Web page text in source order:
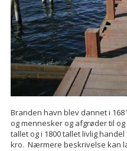
Branden havn blev dannet i
og mennesker og afgrøder til
tallet og i 1800 tallet livlig
kro. Nærmere beskrivelse kan